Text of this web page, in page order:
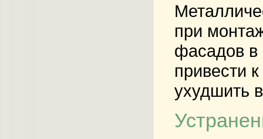
при
фасадов в
привести
ухудшить